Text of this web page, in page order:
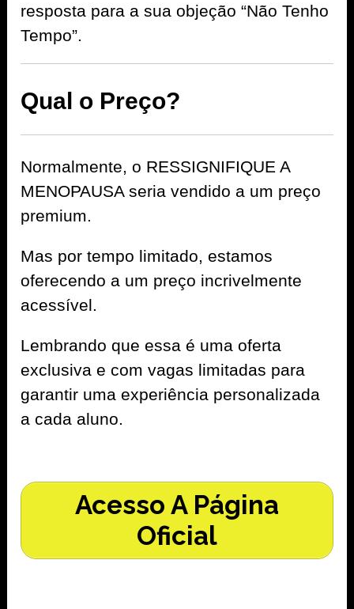
resposta para a sua objeção “Não Tenho
Tempo”.
Qual o Preço?
Normalmente, o RESSIGNIFIQUE A
MENOPAUSA seria vendido a um preço
premium.
Mas por tempo limitado, estamos
oferecendo a um preço incrivelmente
acessível.
Lembrando que essa é uma oferta
exclusiva e com vagas limitadas para
garantir uma experiência personalizada
a cada aluno.
Acesso A Página
Oficial